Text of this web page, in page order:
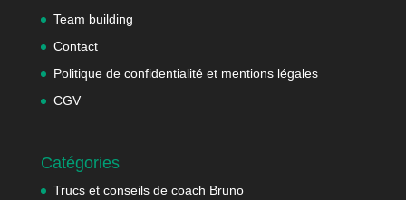
Team building
Contact
Politique de confidentialité et mentions légales
CGV
Catégories
Trucs et conseils de coach Bruno